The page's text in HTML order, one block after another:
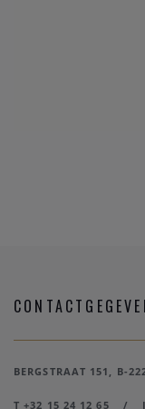
BERGSTRAAT 151, B-
T +32 15 24 12 65 /